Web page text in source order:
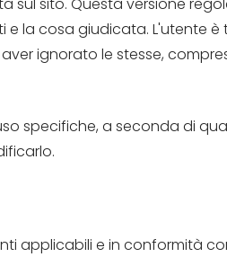
sul sito. Questa versione
e la cosa giudicata. L'utente
ignorato le stesse,
specifiche, a seconda di
applicabili e in conformità